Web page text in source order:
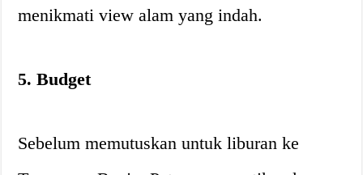
menikmati view alam yang indah.
5. Budget
Sebelum memutuskan untuk liburan ke